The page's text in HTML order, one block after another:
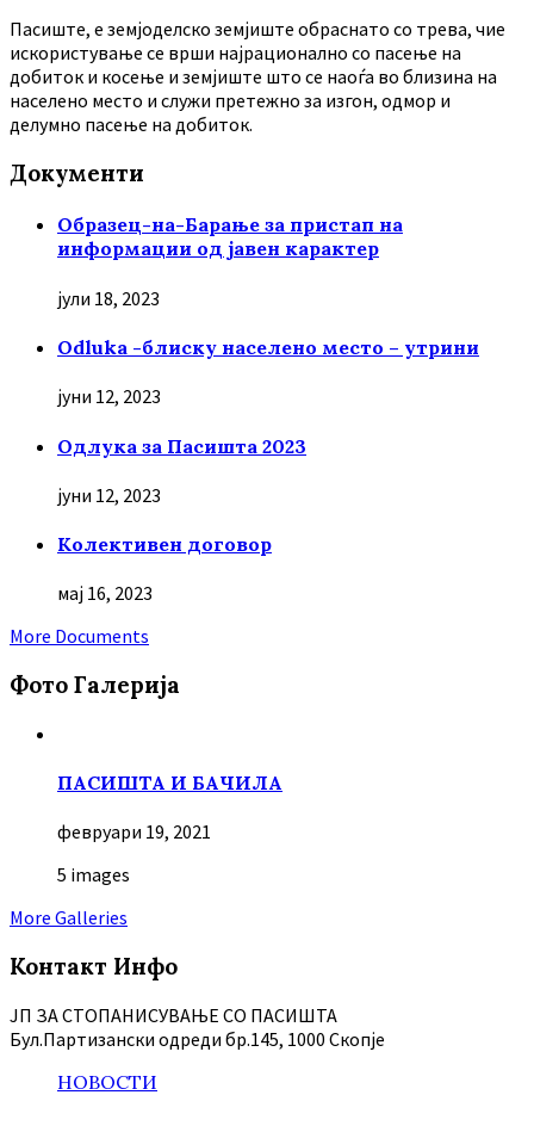
Пасиште, е земјоделско земјиште обраснато со трева, чие
искористување се врши најрационално со пасење на
добиток и косење и земјиште што се наоѓа во близина на
населено место и служи претежно за изгон, одмор и
делумно пасење на добиток.
Документи
Образец-на-Барање за пристап на
информации од јавен карактер
јули 18, 2023
Odluka -блиску населено место – утрини
јуни 12, 2023
Oдлука за Пасишта 2023
јуни 12, 2023
Колективен договор
мај 16, 2023
More Documents
Фото Галерија
ПАСИШТА И БАЧИЛА
февруари 19, 2021
5 images
More Galleries
Контакт Инфо
ЈП ЗА СТОПАНИСУВАЊЕ СО ПАСИШТА
Бул.Партизански oдреди бр.145, 1000 Скопје
НОВОСТИ